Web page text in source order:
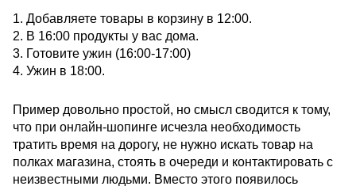
1. Добавляете товары в корзину в 12:00.
2. В 16:00 продукты у вас дома.
3. Готовите ужин (16:00-17:00)
4. Ужин в 18:00.
Пример довольно простой, но смысл сводится к тому,
что при онлайн-шопинге исчезла необходимость
тратить время на дорогу, не нужно искать товар на
полках магазина, стоять в очереди и контактировать с
неизвестными людьми. Вместо этого появилось